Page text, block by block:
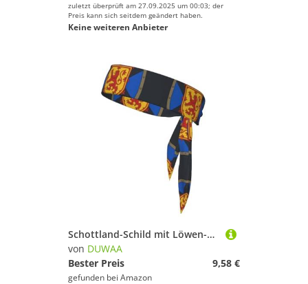
zuletzt überprüft am 27.09.2025 um 00:03; der
Preis kann sich seitdem geändert haben.
Keine weiteren Anbieter
Schottland-Schild mit Löwen-Druck, Binde-Stirnband für Damen und Herren, Ninja-Stirnbänder, verstellbar, feuchtigkeitsableitend, kühlendes Stirnband
von DUWAA
Bester Preis
9,58 €
gefunden bei Amazon